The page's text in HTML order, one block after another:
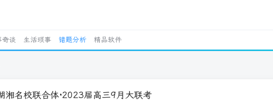
奇谈 生活琐事 错题分析 精品软件
11-02
湘名校联合体·2023届高三9月大联考